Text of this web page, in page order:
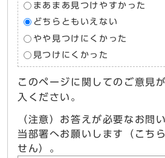
まあまあ見つけやすかった
どちらともいえない
やや見つけにくかった
見つけにくかった
このページに関してのご意見
入ください。
（注意）お答えが必要なお問
当部署へお願いします（こち
せん）。